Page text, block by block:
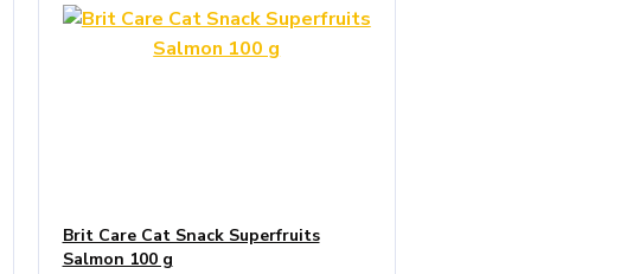
Brit Care Cat Snack Superfruits
Salmon 100 g